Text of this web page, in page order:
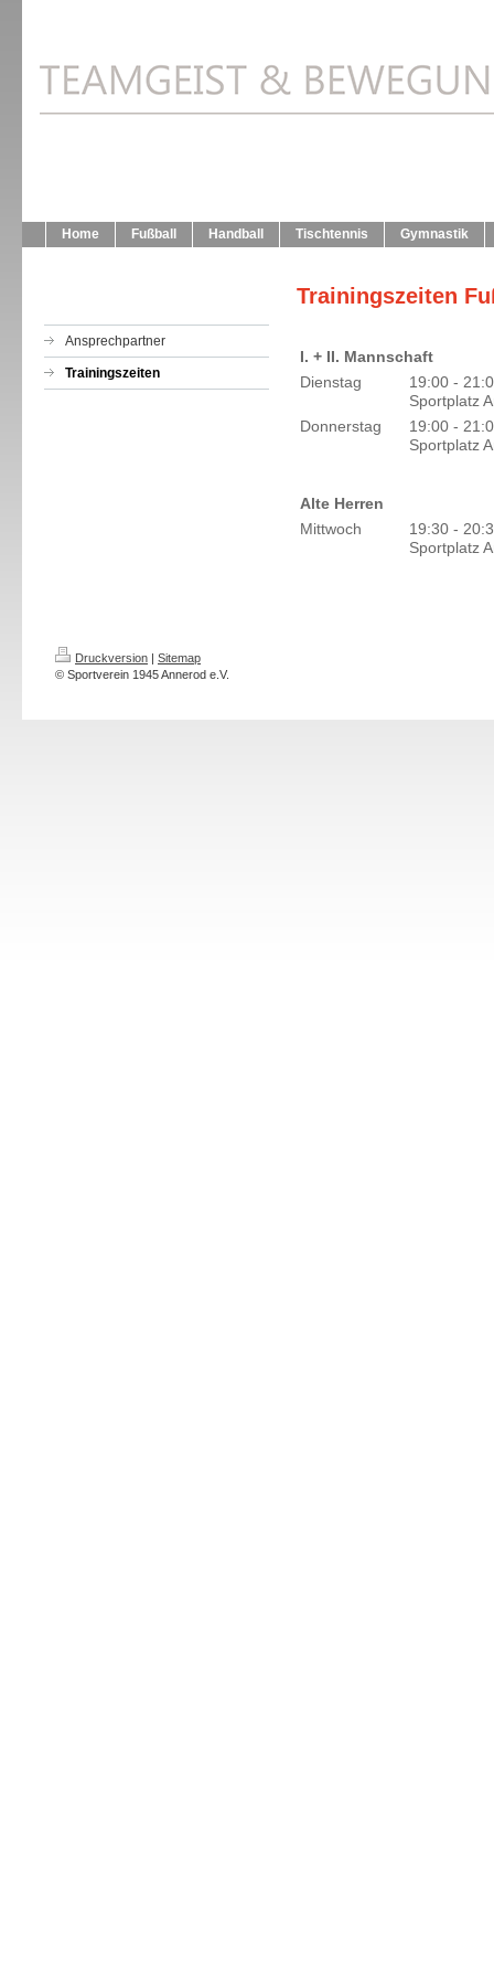
Home Fußball Handball Tischtennis Gymnastik
Ansprechpartner
Trainingszeiten
Trainingszeiten
I. + II. Mannschaft
Dienstag
19:00 -
Sportplatz
Donnerstag
19:00 -
Sportplatz
Alte Herren
Mittwoch
19:30 -
Sportplatz
Druckversion | Sitemap
© Sportverein 1945 Annerod e.V.